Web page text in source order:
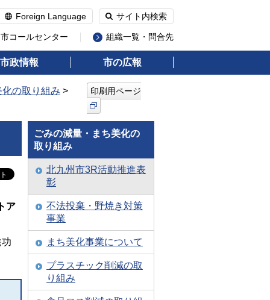
Foreign Language サイト内検索
コールセンター 組織一覧・問合先
市政情報 市の広報
の取り組み > 印刷用ページ
ア
ごみの減量・まち美化の
取り組み
北九州市3R活動推進表
彰
不法投棄・野焼き対策
事業
まち美化事業について
プラスチック削減の取
り組み